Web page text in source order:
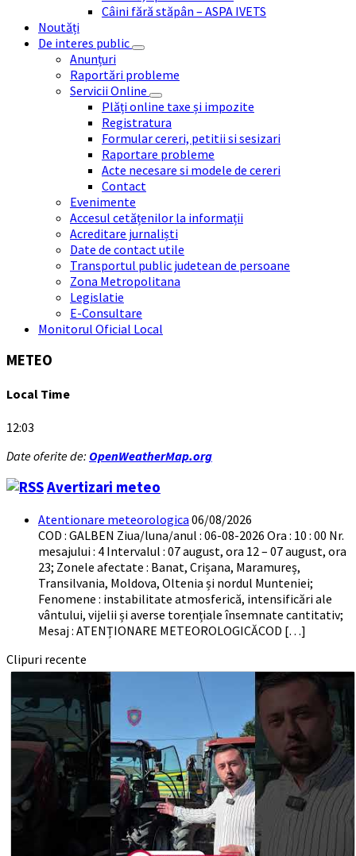
Câini fără stăpân – ASPA IVETS
Noutăți
De interes public
Anunțuri
Raportări probleme
Servicii Online
Plăți online taxe și impozite
Registratura
Formular cereri, petitii si sesizari
Raportare probleme
Acte necesare si modele de cereri
Contact
Evenimente
Accesul cetățenilor la informații
Acreditare jurnaliști
Date de contact utile
Transportul public judetean de persoane
Zona Metropolitana
Legislatie
E-Consultare
Monitorul Oficial Local
METEO
Local Time
12:03
Date oferite de: OpenWeatherMap.org
Avertizari meteo
Atentionare meteorologica 06/08/2026
COD : GALBEN Ziua/luna/anul : 06-08-2026 Ora : 10 : 00 Nr.
mesajului : 4 Intervalul : 07 august, ora 12 – 07 august, ora
23; Zonele afectate : Banat, Crișana, Maramureș,
Transilvania, Moldova, Oltenia și nordul Munteniei;
Fenomene : instabilitate atmosferică, intensificări ale
vântului, vijelii și averse torențiale însemnate cantitativ;
Mesaj : ATENȚIONARE METEOROLOGICĂCOD […]
Clipuri recente